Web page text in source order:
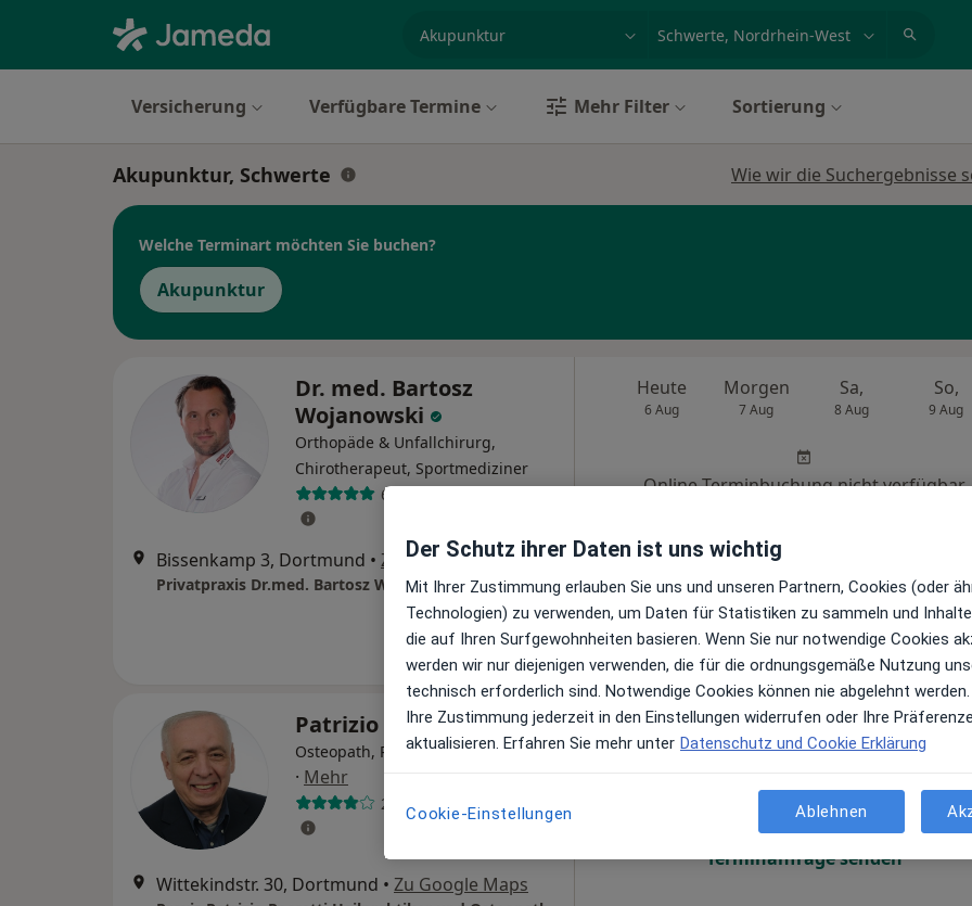
Versicherung Verfügbare Termine Mehr Filter Sortierung
Akupunktur, Schwerte Wie wir die Suchergebnisse
Welche Terminart möchten Sie buchen?
Akupunktur
Dr. med. Bartosz
Wojanowski
Orthopäde & Unfallchirurg,
Chirotherapeut, Sportmediziner
642 Bewertungen
Bissenkamp 3, Dortmund • Zu Google Maps
Privatpraxis Dr.med. Bartosz Wojanowski Facharzt für Orthopädie und Unfallchirurgie
Heute
6 Aug
Morgen
7 Aug
Sa,
8 Aug
So,
9 Aug
Online-Terminbuchung nicht verfügbar
Patrizio Peccetti
Osteopath, Podologe, Heilpraktiker
· Mehr
2 Bewertungen
Wittekindstr. 30, Dortmund • Zu Google Maps
Heute
6 Aug
Morgen
7 Aug
Sa,
8 Aug
So,
Online-Terminbuchung nicht verfügbar
Terminanfrage senden
Der Schutz ihrer Daten ist uns wichtig
Mit Ihrer Zustimmung erlauben Sie uns und unseren Partnern, Cookies (oder
Technologien) zu verwenden, um Daten für Statistiken zu sammeln und
die auf Ihren Surfgewohnheiten basieren. Wenn Sie nur notwendige Cookies
werden wir nur diejenigen verwenden, die für die ordnungsgemäße Nutzung
technisch erforderlich sind. Notwendige Cookies können nie abgelehnt werden.
Ihre Zustimmung jederzeit in den Einstellungen widerrufen oder Ihre
aktualisieren. Erfahren Sie mehr unter Datenschutz und Cookie Erklärung
Cookie-Einstellungen Ablehnen